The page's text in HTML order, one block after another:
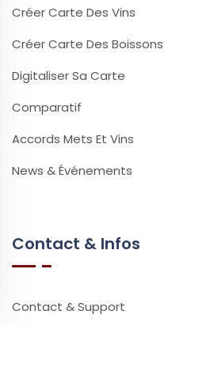
Créer Carte Des Vins
Créer Carte Des Boissons
Digitaliser Sa Carte
Comparatif
Accords Mets Et Vins
News & Événements
Contact & Infos
Contact & Support